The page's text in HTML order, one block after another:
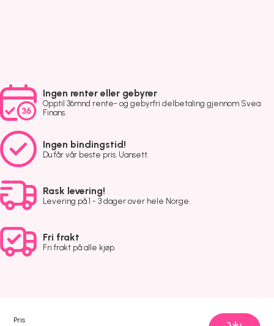
Ingen renter eller gebyrer
Opptil 36mnd rente- og gebyrfri delbetaling gjennom Svea
Finans.
Ingen bindingstid!
Du får vår beste pris. Uansett.
Rask levering!
Levering på 1 - 3 dager over hele Norge.
Fri frakt
Fri frakt på alle kjøp.
Pris